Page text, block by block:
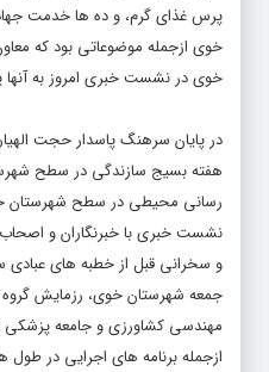
پرس غذای گرم، و ده ها خدمت
خوی ازجمله موضوعاتی بود که
خوی در نشست خبری امروز به آنها
در پایان سرهنگ پاسدار حجت
هفته بسیج سازندگی در سطح
رسانی محیطی در سطح شهرستان
نشست خبری با خبرنگاران و
و سخرانی قبل از خطبه های عبادی
جمعه شهرستان خوی، رزمایش
مهندسی کشاورزی و جامعه پزشکی و
ازجمله برنامه های اجرایی در